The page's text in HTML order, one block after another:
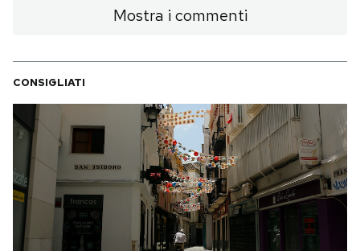
NEWSLETTER
I MIEI PREFERITI
SHOP
CALENDARIO
AREA PERSONALE
Mostra i commenti
CONSIGLIATI